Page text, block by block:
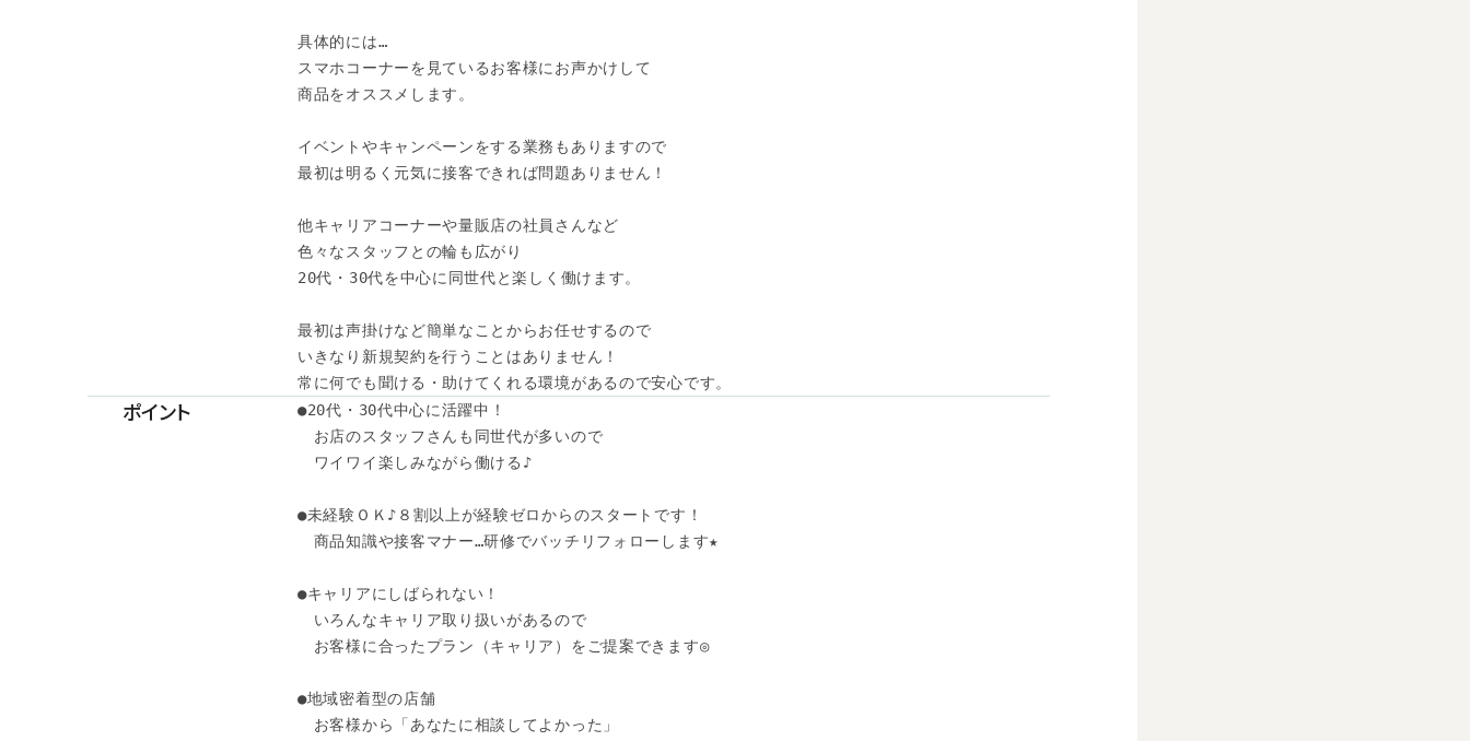
具体的には…
スマホコーナーを見ているお客様にお声かけして
商品をオススメします。
イベントやキャンペーンをする業務もありますので
最初は明るく元気に接客できれば問題ありません！
他キャリアコーナーや量販店の社員さんなど
色々なスタッフとの輪も広がり
20代・30代を中心に同世代と楽しく働けます。
最初は声掛けなど簡単なことからお任せするので
いきなり新規契約を行うことはありません！
常に何でも聞ける・助けてくれる環境があるので安心です。
ポイント
●20代・30代中心に活躍中！
お店のスタッフさんも同世代が多いので
ワイワイ楽しみながら働ける♪
●未経験ＯＫ♪８割以上が経験ゼロからのスタートです！
商品知識や接客マナー…研修でバッチリフォローします★
●キャリアにしばられない！
いろんなキャリア取り扱いがあるので
お客様に合ったプラン（キャリア）をご提案できます◎
●地域密着型の店舗
お客様から「あなたに相談してよかった」